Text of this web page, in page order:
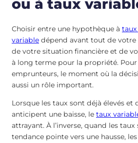
ou à taux
Choisir entre une hypothèque à
variable dépend avant tout de votre
de votre situation financière et de
à long terme pour la propriété.
emprunteurs, le moment où la
aussi un rôle important.
Lorsque les taux sont déjà élevés et
anticipent une baisse, le taux
attrayant. À l’inverse, quand les
tendance pointe vers une hausse,